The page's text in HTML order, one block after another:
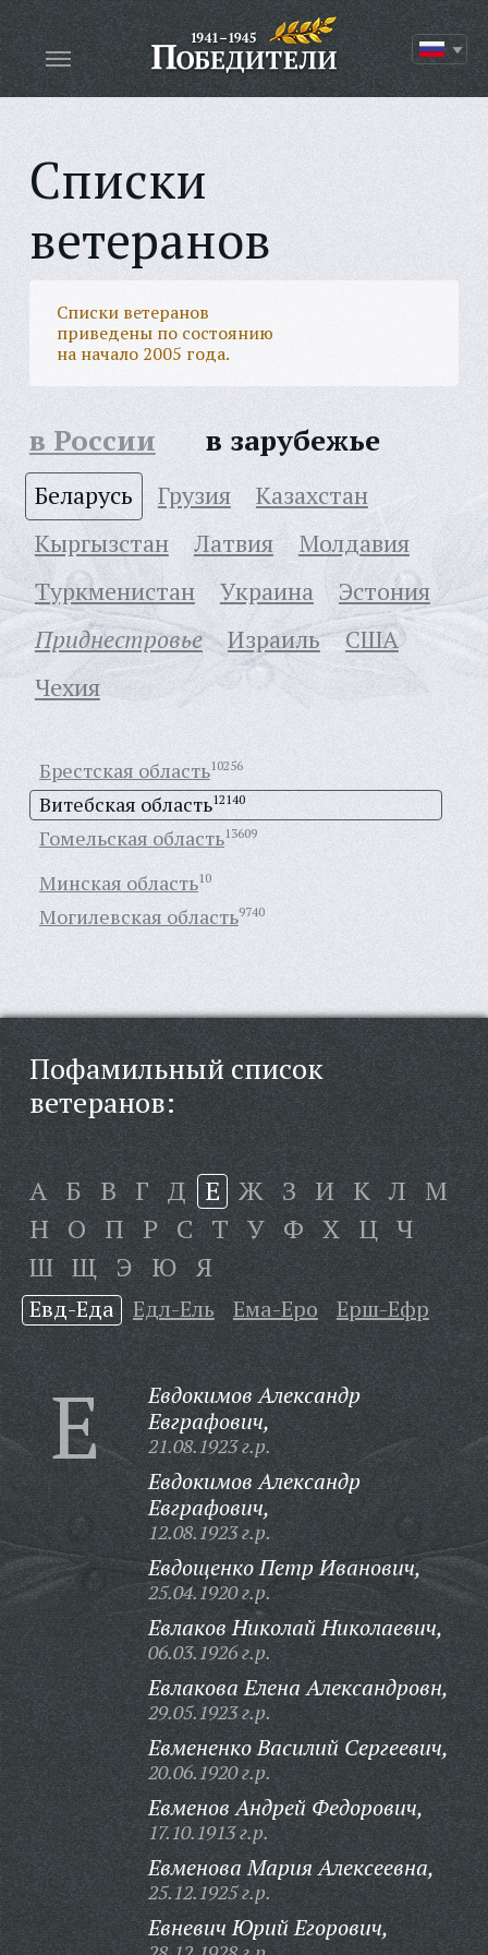
Списки
ветеранов
Списки ветеранов
приведены по состоянию
на начало 2005 года.
в России в зарубежье
Беларусь Грузия
Казахстан
Кыргызстан
Латвия
Молдавия
Туркменистан
Украина
Эстония
Приднестровье
Израиль
США
Чехия
Брестская область10256
Витебская область12140
Гомельская область13609
Минская область10
Могилевская область9740
Пофамильный список
ветеранов:
А Б В Г Д Е Ж З И К Л М
Н О П Р С Т У Ф Х Ц Ч
Ш Щ Э Ю Я
Евд-Еда Едл-Ель Ема-Еро Ерш-Ефр
Е
Евдокимов Александр
Евграфович,
21.08.1923 г.р.
Евдокимов Александр
Евграфович,
12.08.1923 г.р.
Евдощенко Петр Иванович,
25.04.1920 г.р.
Евлаков Николай Николаевич,
06.03.1926 г.р.
Евлакова Елена Александровн,
29.05.1923 г.р.
Евмененко Василий Сергеевич,
20.06.1920 г.р.
Евменов Андрей Федорович,
17.10.1913 г.р.
Евменова Мария Алексеевна,
25.12.1925 г.р.
Евневич Юрий Егорович,